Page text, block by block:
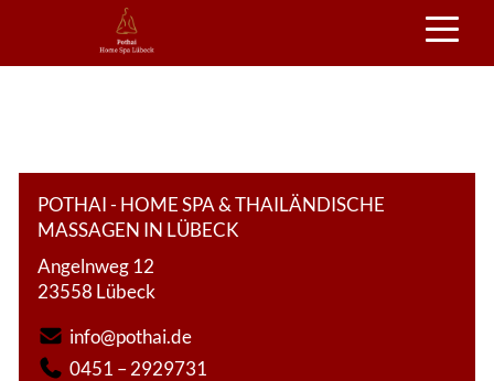
POTHAI - HOME SPA & THAILÄNDISCHE
MASSAGEN IN LÜBECK
Angelnweg 12
23558 Lübeck
info@pothai.de
0451 – 2929731